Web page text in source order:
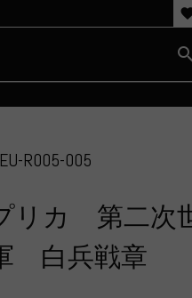
search
R005-005
リカ 第二次
白兵戦章